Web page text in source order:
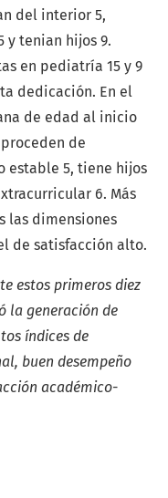
del interior 5,
y tenian hijos 9.
en pediatría 15 y 9
dedicación. En el
de edad al inicio
de
estable 5, tiene hijos
6. Más
las dimensiones
de satisfacción alto.
estos primeros diez
la generación de
índices de
buen desempeño
académico-